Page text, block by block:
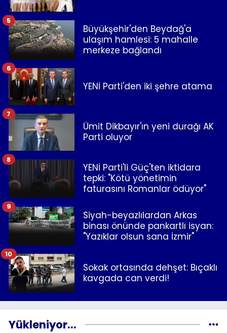
Büyükşehir'den Beydağ'a
ulaşım hamlesi: 5 mahalle
merkeze bağlandı
5
YENİ Parti'den iki şehre atama
6
Ümit Dikbayır'ın yeni durağı AK
Parti oluyor
7
YENİ Parti'li Güç'ten iktidara
tepki: "Kötü yönetimin
faturasını Romanlar ödüyor"
8
Siyah-beyazlılardan Arkas
binası önünde pankartlı isyan:
"Yazıklar olsun sana İzmir"
9
Sokak ortasında dehşet: Bıçaklı
kavgada can verdi!
10
Yükleniyor...